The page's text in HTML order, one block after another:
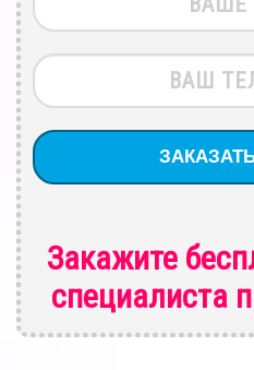
Закажите
специалиста